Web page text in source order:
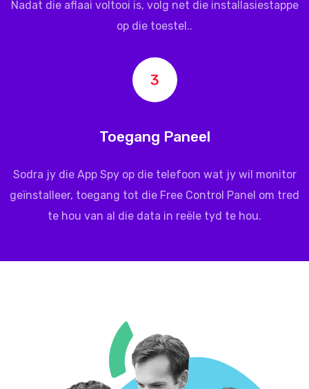
Nadat die aflaai voltooi is, volg net die installasiestappe
op die toestel..
3
Toegang Paneel
Sodra jy die App Spy op die telefoon wat jy wil monitor
geïnstalleer, toegang tot die Free Control Panel om tred
te hou van al die data in reële tyd te hou.